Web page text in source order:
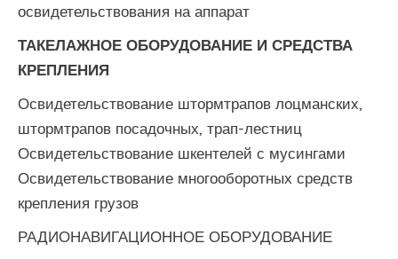
освидетельствования на аппарат
ТАКЕЛАЖНОЕ ОБОРУДОВАНИЕ И СРЕДСТВА
КРЕПЛЕНИЯ
Освидетельствование штормтрапов лоцманских,
штормтрапов посадочных, трап-лестниц
Освидетельствование шкентелей с мусингами
Освидетельствование многооборотных средств
крепления грузов
РАДИОНАВИГАЦИОННОЕ ОБОРУДОВАНИЕ